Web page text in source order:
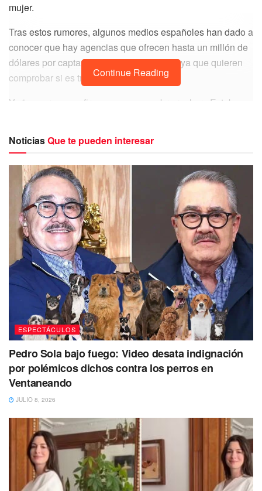
mujer.
Tras estos rumores, algunos medios españoles han dado a
conocer que hay agencias que ofrecen hasta un millón de
dólares por captar a Clara Chía en bikini, ya que quieren
comprobar si es transgénero o no.
Varias personas afirman que su nombre real era Esteban y
Continue Reading
NoticiasQue te pueden interesar
ESPECTÁCULOS
Pedro Sola bajo fuego: Video desata indignación
por polémicos dichos contra los perros en
Ventaneando
JULIO 8, 2026